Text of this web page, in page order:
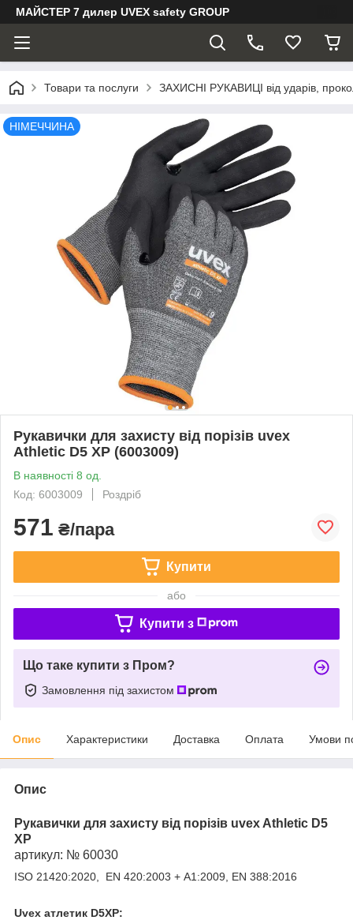
МАЙСТЕР 7 дилер UVEX safety GROUP
Товари та послуги ЗАХИСНІ РУКАВИЦІ від ударів,
НІМЕЧЧИНА
Рукавички для захисту від порізів uvex
Athletic D5 XP (6003009)
В наявності 8 од.
Код: 6003009
Роздріб
571 ₴/пара
Купити
або
Купити з
Що таке купити з Пром?
Замовлення під захистом
Опис Характеристики Доставка Оплата Умови
Опис
Рукавички для захисту від порізів uvex Athletic D5
XP
артикул: № 60030
ISO 21420:2020, EN 420:2003 + A1:2009, EN 388:2016
Uvex атлетик D5XP: